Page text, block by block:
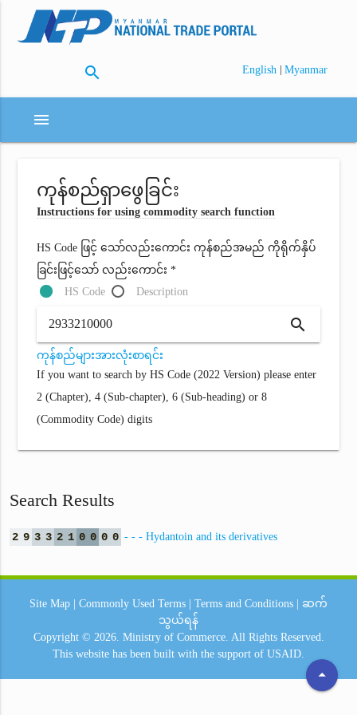
search English | Myanmar
menu
ကုန်စည်ရှာဖွေခြင်း
Instructions for using commodity search function
HS Code ဖြင့် သော်လည်းကောင်း ကုန်စည်အမည် ကိုရိုက်နှိပ်
ခြင်းဖြင့်သော် လည်းကောင်း *
HS Code
Description
search
ကုန်စည်များအားလုံးစာရင်း
If you want to search by HS Code (2022 Version) please enter
2 (Chapter), 4 (Sub-chapter), 6 (Sub-heading) or 8
(Commodity Code) digits
Search Results
2 9 3 3 2 1 0 0 0 0 - - - Hydantoin and its derivatives
arrow_drop_up
Site Map Commonly Used Terms Terms and Conditions
ဆက်
သွယ်ရန်
Copyright © 2026. Ministry of Commerce. All Rights Reserved.
This website has been built with the support of USAID.